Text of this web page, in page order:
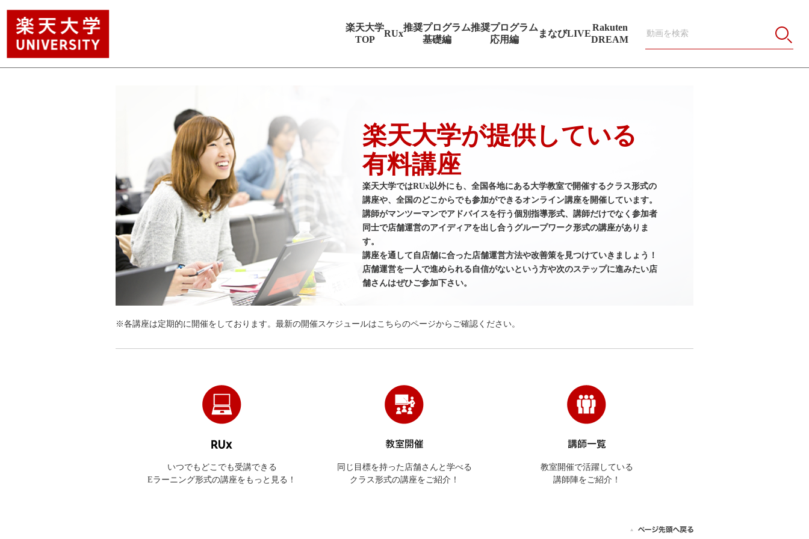
楽天大学
TOP
RUx
推奨プログラム
基礎編
推奨プログラム
応用編
まなびLIVE
Rakuten
DREAM
楽天大学が提供している
有料講座
楽天大学ではRUx以外にも、全国各地にある大学教室で開催するクラス形式の
講座や、全国のどこからでも参加ができるオンライン講座を開催しています。
講師がマンツーマンでアドバイスを行う個別指導形式、講師だけでなく参加者
同士で店舗運営のアイディアを出し合うグループワーク形式の講座がありま
す。
講座を通して自店舗に合った店舗運営方法や改善策を見つけていきましょう！
店舗運営を一人で進められる自信がないという方や次のステップに進みたい店
舗さんはぜひご参加下さい。
※各講座は定期的に開催をしております。最新の開催スケジュールはこちらのページからご確認ください。
いつでもどこでも受講できる
Eラーニング形式の講座をもっと見る！
同じ目標を持った店舗さんと学べる
クラス形式の講座をご紹介！
教室開催で活躍している
講師陣をご紹介！